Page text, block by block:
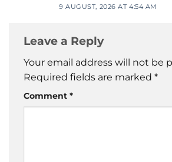
9 AUGUST, 2026 AT 4:54 AM
Leave a Reply
Your email address will not be
Required fields are marked *
Comment *